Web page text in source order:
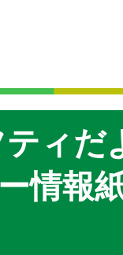
ィだ
情報